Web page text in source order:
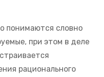
понимаются словно
при этом в деле
рационального